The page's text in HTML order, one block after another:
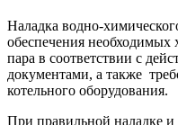
Наладка водно-
обеспечения необходимых
пара в соответствии с
документами, а также
котельного оборудования.
При правильной наладке и